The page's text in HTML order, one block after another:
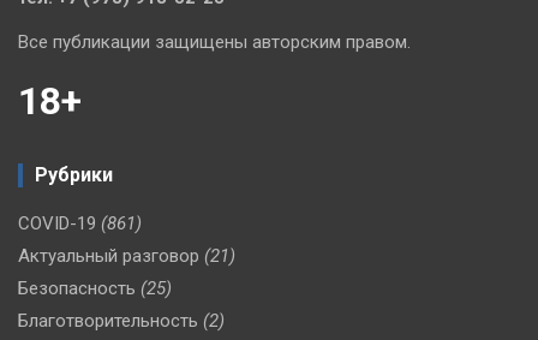
Все публикации защищены авторским правом.
18+
Рубрики
COVID-19 (861)
Актуальный разговор (21)
Безопасность (25)
Благотворительность (2)